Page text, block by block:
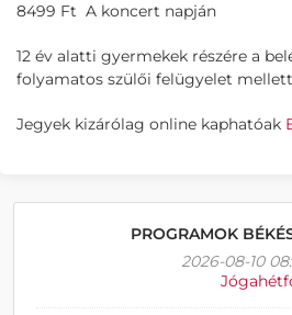
8499 Ft A koncert napján
12 év alatti gyermekek részére a
folyamatos szülői felügyelet
Jegyek kizárólag online kaphatóak
PROGRAMOK
2026-08-10